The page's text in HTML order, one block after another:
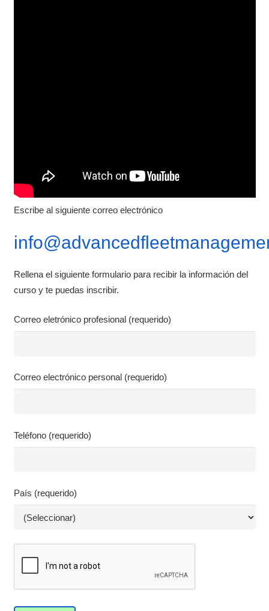
Escribe al siguiente correo electrónico
Rellena el siguiente formulario para recibir la información del
curso y te puedas inscribir.
Correo eletrónico profesional (requerido)
Correo electrónico personal (requerido)
Teléfono (requerido)
País (requerido)